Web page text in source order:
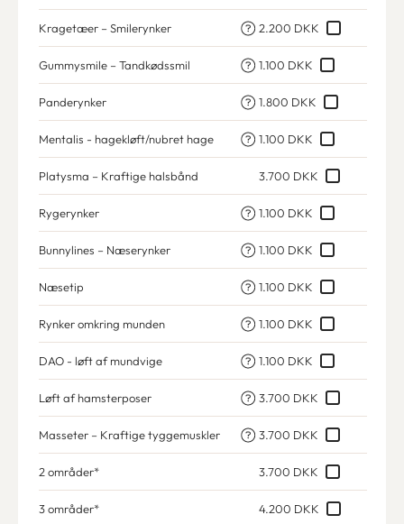
Kragetæer – Smilerynker 2.200 DKK
Gummysmile – Tandkødssmil 1.100 DKK
Panderynker 1.800 DKK
Mentalis - hagekløft/nubret hage 1.100 DKK
Platysma – Kraftige halsbånd 3.700 DKK
Rygerynker 1.100 DKK
Bunnylines – Næserynker 1.100 DKK
Næsetip 1.100 DKK
Rynker omkring munden 1.100 DKK
DAO - løft af mundvige 1.100 DKK
Løft af hamsterposer 3.700 DKK
Masseter – Kraftige tyggemuskler 3.700 DKK
2 områder* 3.700 DKK
3 områder* 4.200 DKK